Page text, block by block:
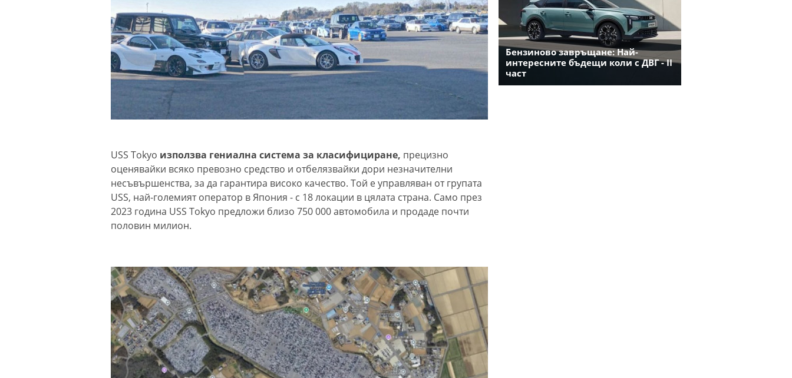
USS Tokyo използва гениална система за класифициране, прецизно
оценявайки всяко превозно средство и отбелязвайки дори незначителни
несъвършенства, за да гарантира високо качество. Той е управляван от групата
USS, най-големият оператор в Япония - с 18 локации в цялата страна. Само през
2023 година USS Tokyo предложи близо 750 000 автомобила и продаде почти
половин милион.
Бензиново завръщане: Най-
интересните бъдещи коли с ДВГ - II
част